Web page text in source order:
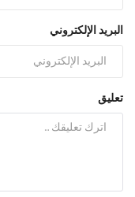
البريد الإلكتروني
تعليق